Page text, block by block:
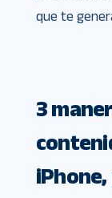
que te
3